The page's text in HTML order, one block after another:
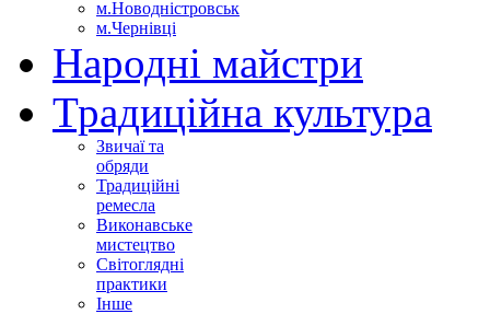
м.Новодністровськ
м.Чернівці
Народні майстри
Традиційна культура
Звичаї та
обряди
Традиційні
ремесла
Виконавське
мистецтво
Світоглядні
практики
Інше